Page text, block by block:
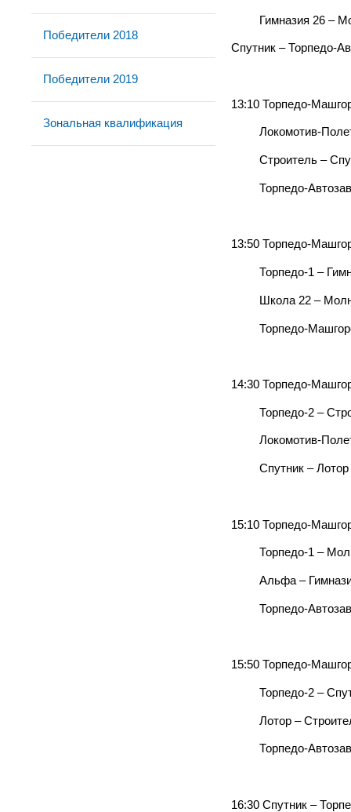
Победители 2018
Победители 2019
Зональная квалификация
Гимназия 26 –
Спутник – Торпедо-
13:10 Торпедо-
Локомотив-
Строитель –
Торпедо-
13:50 Торпедо-
Торпедо-1 –
Школа 22 –
Торпедо-
14:30 Торпедо-
Торпедо-2 –
Локомотив-
Спутник – Лотор
15:10 Торпедо-
Торпедо-1 –
Альфа –
Торпедо-
15:50 Торпедо-
Торпедо-2 –
Лотор –
Торпедо-
16:30 Спутник –